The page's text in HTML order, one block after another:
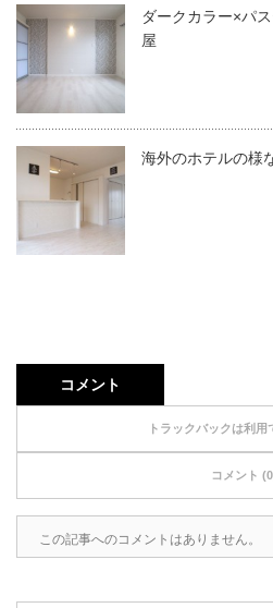
ダークカラー×パ
屋
海外のホテルの様
コメント
トラックバックは利用
コメント
この記事へのコメントはありません。